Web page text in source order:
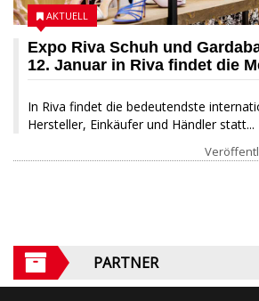
Expo Riva Schuh und
12. Januar in Riva findet die
In Riva findet die bedeutendste
Hersteller, Einkäufer und Händler statt...
AKTUELL
PARTNER